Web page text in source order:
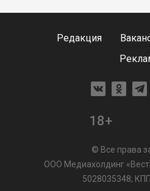
Редакция
18+
© Все права
ООО Медиахолдинг
5028035348;